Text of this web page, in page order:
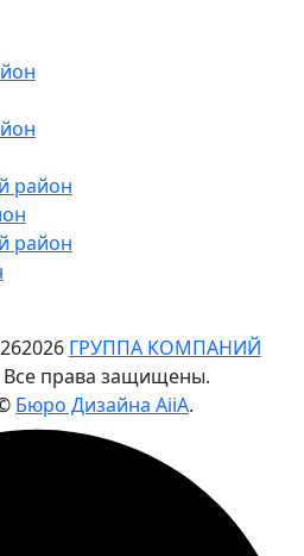
район
район
2026 ГРУППА КОМПАНИЙ
права защищены.
Бюро Дизайна AiiA.